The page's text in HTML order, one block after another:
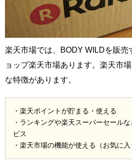
楽天市場では、BODY WILDを販売
ョップ楽天市場あります。楽天市
な特徴があります。
・楽天ポイントが貯まる・使える
・ランキングや楽天スーパーセール
ビス
・楽天市場の機能が使える（お気に入